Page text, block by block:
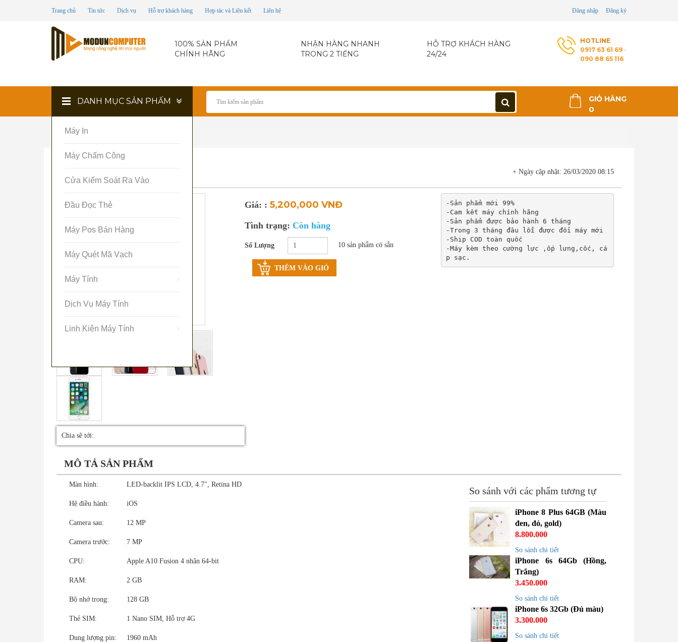
Trang chủ Tin tức Dịch vụ Hỗ trợ khách hàng Hợp tác và Liên kết Liên hệ Đăng ký
Đăng nhập
100% SẢN PHẨM
CHÍNH HÃNG
NHẬN HÀNG NHANH
TRONG 2 TIẾNG
HỖ TRỢ KHÁCH HÀNG
24/24
HOTLINE
0917 63 61 69 -
090 88 65 116
DANH MỤC SẢN PHẤM
Máy In
Máy Chấm Công
Cửa Kiểm Soát Ra Vào
Đầu Đọc Thẻ
Máy Pos Bán Hàng
Máy Quét Mã Vạch
Máy Tính
Dịch Vụ Máy Tính
Linh Kiện Máy Tính
GIỎ HÀNG
0
Trang chủ
iPhone 7G 128G + Ngày cập nhật: 26/03/2020 08:15
Chia sẽ tới:
Giá: : 5,200,000 VNĐ
Tình trạng: Còn hàng
Số Lượng 10 sản phẩm có sẵn
THÊM VÀO GIỎ
-Sản phẩm mới 99%
-Cam kết máy chính hãng
-Sản phẩm được bảo hành 6 tháng
-Trong 3 tháng đâu lỗi được đổi máy mới
-Ship COD toàn quốc
-Máy kèm theo cường lực ,ốp lưng,cốc, cá
p sạc.
MÔ TẢ SẢN PHẨM
Màn hình: LED-backlit IPS LCD, 4.7", Retina HD
Hệ điều hành: iOS
Camera sau: 12 MP
Camera trước: 7 MP
CPU: Apple A10 Fusion 4 nhân 64-bit
RAM: 2 GB
Bộ nhớ trong: 128 GB
Thẻ SIM: 1 Nano SIM, Hỗ trợ 4G
Dung lượng pin: 1960 mAh
So sánh với các phẩm tương tự
iPhone 8 Plus 64GB (Màu
đen, đỏ, gold)
8.800.000
So sánh chi tiết
iPhone 6s 64Gb (Hồng,
Trắng)
3.450.000
So sánh chi tiết
iPhone 6s 32Gb (Đủ màu)
3.300.000
So sánh chi tiết